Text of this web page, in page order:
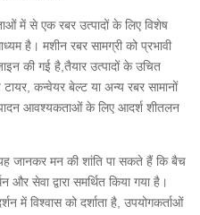
में से एक रबर उत्पादों के लिए विशेष
है। मशीन रबर सामग्री को प्रभावी
की गई है,तैयार उत्पादों के उचित
कन्वेयर बेल्ट या अन्य रबर सामानों
आवश्यकताओं के लिए आदर्श शीतलन
जानकर मन की शांति पा सकते हैं कि बैच
सेवा द्वारा समर्थित किया गया है।
में विश्वास को दर्शाता है, उपयोगकर्ताओं